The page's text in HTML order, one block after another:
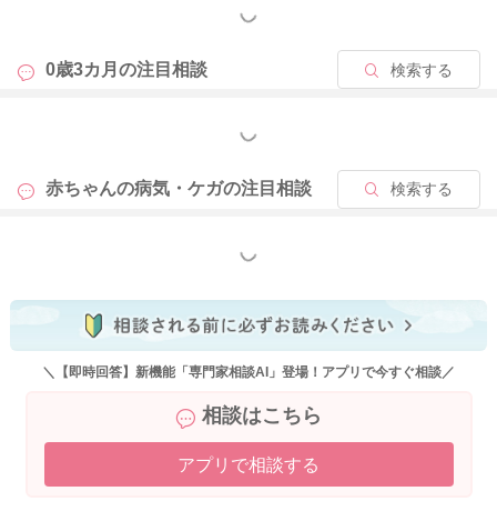
もっと見る
0歳3カ月の注目相談 検索する
もっと見る
赤ちゃんの病気・ケガの注目相談 検索する
もっと見る
＼【即時回答】新機能「専門家相談AI」登場！アプリで今すぐ相談／
相談はこちら
アプリで相談する